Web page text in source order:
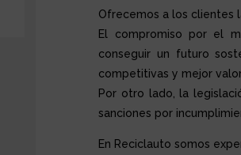
Ofrecemos a los clientes
El compromiso por el
conseguir un futuro
competitivas y mejor
Por otro lado, la
sanciones por
En Reciclauto somos